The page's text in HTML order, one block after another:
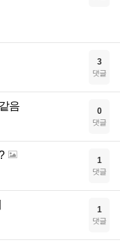
3
댓글
음 0
댓글
1
댓글
1
댓글